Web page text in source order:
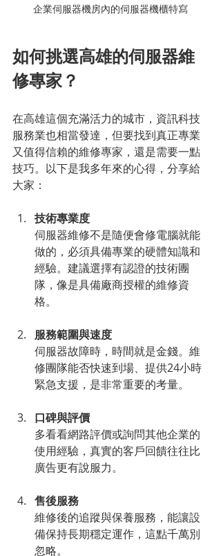
企業伺服器機房內的伺服器機櫃特寫
如何挑選高雄的伺服器維
修專家？
在高雄這個充滿活力的城市，資訊科技
服務業也相當發達，但要找到真正專業
又值得信賴的維修專家，還是需要一點
技巧。以下是我多年來的心得，分享給
大家：
技術專業度
伺服器維修不是隨便會修電腦就能
做的，必須具備專業的硬體知識和
經驗。建議選擇有認證的技術團
隊，像是具備廠商授權的維修資
格。
服務範圍與速度
伺服器故障時，時間就是金錢。維
修團隊能否快速到場、提供24小時
緊急支援，是非常重要的考量。
口碑與評價
多看看網路評價或詢問其他企業的
使用經驗，真實的客戶回饋往往比
廣告更有說服力。
售後服務
維修後的追蹤與保養服務，能讓設
備保持長期穩定運作，這點千萬別
忽略。